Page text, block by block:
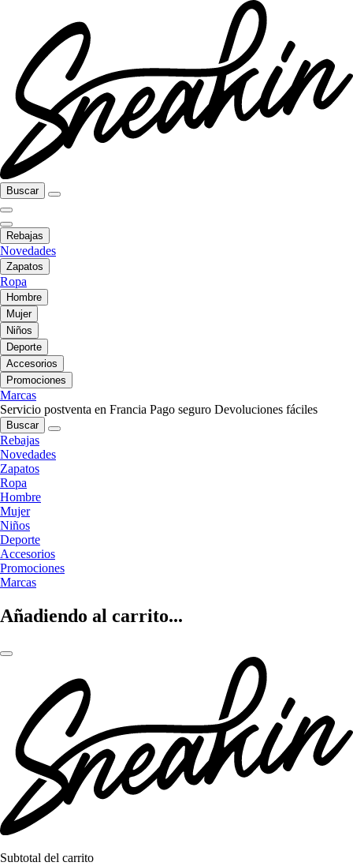
Buscar
Rebajas
Novedades
Zapatos
Ropa
Hombre
Mujer
Niños
Deporte
Accesorios
Promociones
Marcas
Servicio postventa en Francia Pago seguro Devoluciones fáciles
Buscar
Rebajas
Novedades
Zapatos
Ropa
Hombre
Mujer
Niños
Deporte
Accesorios
Promociones
Marcas
Añadiendo al carrito...
Subtotal del carrito